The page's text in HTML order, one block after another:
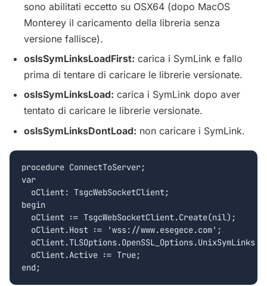
sono abilitati eccetto su OSX64 (dopo MacOS
Monterey il caricamento della libreria senza
versione fallisce).
oslsSymLinksLoadFirst: carica i SymLink e fallo
prima di tentare di caricare le librerie versionate.
oslsSymLinksLoad: carica i SymLink dopo aver
tentato di caricare le librerie versionate.
oslsSymLinksDontLoad: non caricare i SymLink.
procedure ConnectToServer;
var
  oClient: TsgcWebSocketClient;
begin
  oClient := TsgcWebSocketClient.Create(nil);
  oClient.Host := 'wss://www.esegece.com';
oClient.TLSOptions.OpenSSL_Options.UnixSymLinks
  oClient.Active := True;